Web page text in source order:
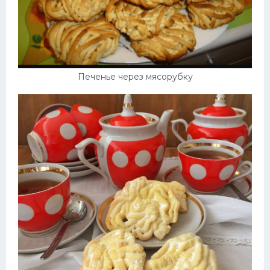
Печенье через мясорубку